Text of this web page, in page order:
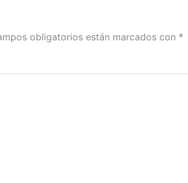
obligatorios están marcados con *